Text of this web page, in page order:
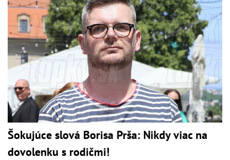
Šokujúce slová Borisa Prša: Nikdy viac na
dovolenku s rodičmi!